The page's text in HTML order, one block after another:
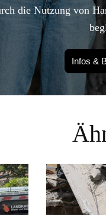
die Nutzung von
Infos &